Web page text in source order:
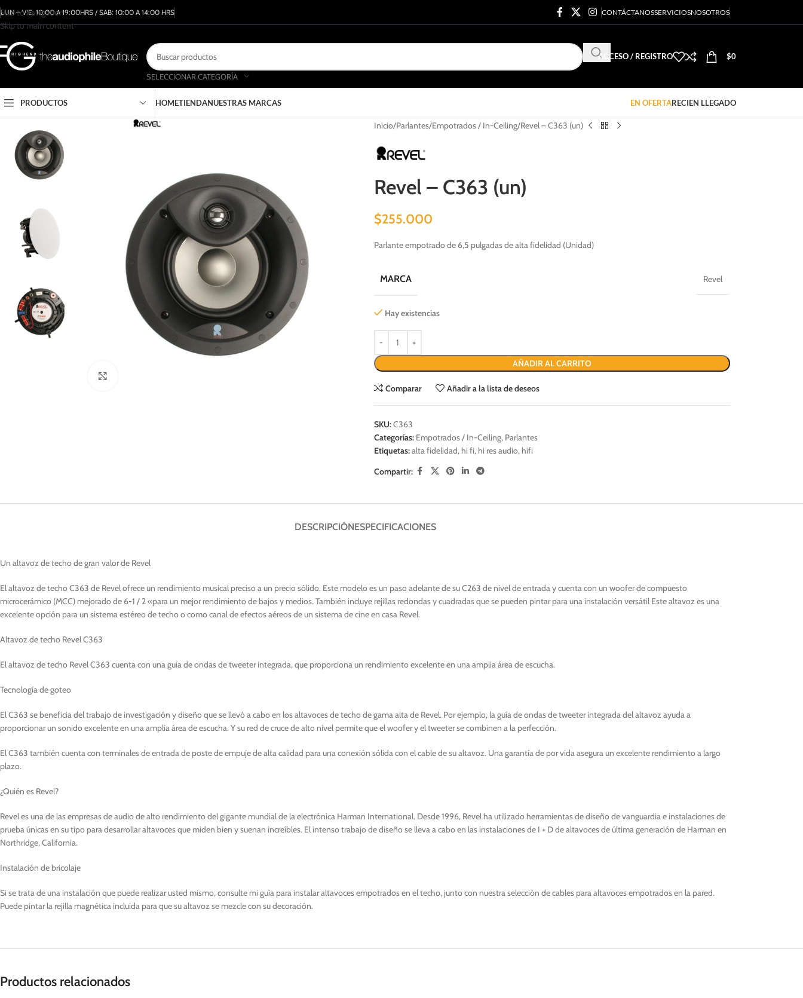
Skip to navigation
Skip to main content
LUN – VIE: 10:00 A 19:00HRS / SAB: 10:00 A 14:00 HRS CONTÁCTANOSSERVICIOSNOSOTROS
SELECCIONAR CATEGORÍA
ACCESO / REGISTRO $0
PRODUCTOS HOMETIENDANUESTRAS MARCAS EN OFERTARECIEN LLEGADO
Inicio Parlantes Empotrados / In-Ceiling Revel – C363 (un)
Revel – C363 (un)
$255.000
Parlante empotrado de 6,5 pulgadas de alta fidelidad (Unidad)
MARCA Revel
Hay existencias
AÑADIR AL CARRITO
Comparar Añadir a la lista de deseos
SKU:C363
Categorías: Empotrados / In-Ceiling, Parlantes
Etiquetas:alta fidelidad, hi fi, hi res audio, hifi
Compartir:
DESCRIPCIÓNESPECIFICACIONES
Un altavoz de techo de gran valor de Revel
El altavoz de techo C363 de Revel ofrece un rendimiento musical preciso a un precio sólido. Este modelo es un paso adelante de su C263 de nivel de entrada y cuenta con un woofer de compuesto
microcerámico (MCC) mejorado de 6-1 / 2 «para un mejor rendimiento de bajos y medios. También incluye rejillas redondas y cuadradas que se pueden pintar para una instalación versátil Este altavoz es una
excelente opción para un sistema estéreo de techo o como canal de efectos aéreos de un sistema de cine en casa Revel.
Altavoz de techo Revel C363
El altavoz de techo Revel C363 cuenta con una guía de ondas de tweeter integrada, que proporciona un rendimiento excelente en una amplia área de escucha.
Tecnología de goteo
El C363 se beneficia del trabajo de investigación y diseño que se llevó a cabo en los altavoces de techo de gama alta de Revel. Por ejemplo, la guía de ondas de tweeter integrada del altavoz ayuda a
proporcionar un sonido excelente en una amplia área de escucha. Y su red de cruce de alto nivel permite que el woofer y el tweeter se combinen a la perfección.
El C363 también cuenta con terminales de entrada de poste de empuje de alta calidad para una conexión sólida con el cable de su altavoz. Una garantía de por vida asegura un excelente rendimiento a largo
plazo.
¿Quién es Revel?
Revel es una de las empresas de audio de alto rendimiento del gigante mundial de la electrónica Harman International. Desde 1996, Revel ha utilizado herramientas de diseño de vanguardia e instalaciones de
prueba únicas en su tipo para desarrollar altavoces que miden bien y suenan increíbles. El intenso trabajo de diseño se lleva a cabo en las instalaciones de I + D de altavoces de última generación de Harman en
Northridge, California.
Instalación de bricolaje
Si se trata de una instalación que puede realizar usted mismo, consulte mi guía para instalar altavoces empotrados en el techo, junto con nuestra selección de cables para altavoces empotrados en la pared.
Puede pintar la rejilla magnética incluida para que su altavoz se mezcle con su decoración.
Productos relacionados